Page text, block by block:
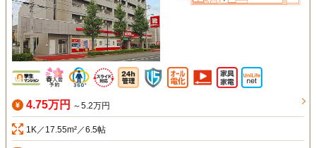
4.75万円 ～5.2万円
1K／17.55m²／6.5帖